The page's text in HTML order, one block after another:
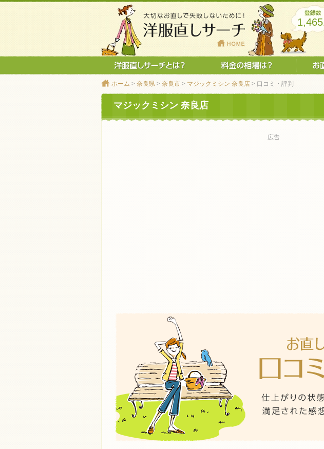
1,465
ホーム > 奈良県 > 奈良市 > マジックミシン 奈良店 > 口コミ・評判
マジックミシン 奈良店